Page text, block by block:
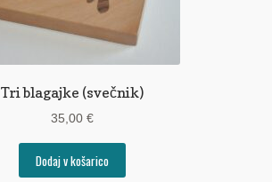
Tri blagajke (svečnik)
35,00 €
Dodaj v košarico